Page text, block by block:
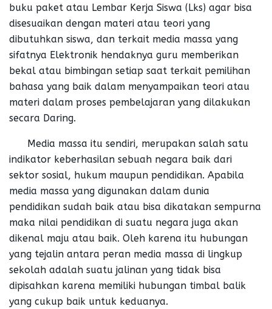
buku paket atau Lembar Kerja Siswa (Lks) agar bisa
disesuaikan dengan materi atau teori yang
dibutuhkan siswa, dan terkait media massa yang
sifatnya Elektronik hendaknya guru memberikan
bekal atau bimbingan setiap saat terkait pemilihan
bahasa yang baik dalam menyampaikan teori atau
materi dalam proses pembelajaran yang dilakukan
secara Daring.
Media massa itu sendiri, merupakan salah satu
indikator keberhasilan sebuah negara baik dari
sektor sosial, hukum maupun pendidikan. Apabila
media massa yang digunakan dalam dunia
pendidikan sudah baik atau bisa dikatakan sempurna
maka nilai pendidikan di suatu negara juga akan
dikenal maju atau baik. Oleh karena itu hubungan
yang tejalin antara peran media massa di lingkup
sekolah adalah suatu jalinan yang tidak bisa
dipisahkan karena memiliki hubungan timbal balik
yang cukup baik untuk keduanya.